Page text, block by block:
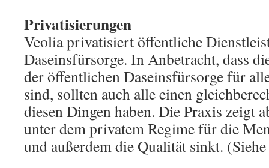
Privatisierungen
Veolia privatisiert öffentliche
Daseinsfürsorge. In Anbetracht, dass
der öffentlichen Daseinsfürsorge für
sind, sollten auch alle einen
diesen Dingen haben. Die Praxis zeigt
unter dem privatem Regime für die
und außerdem die Qualität sinkt.